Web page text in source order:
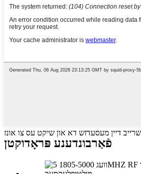
שרייב דיין מעסעדזש דא און שיקט עס צו אונז
פֿאַרבונדענע פּראָדוקטן